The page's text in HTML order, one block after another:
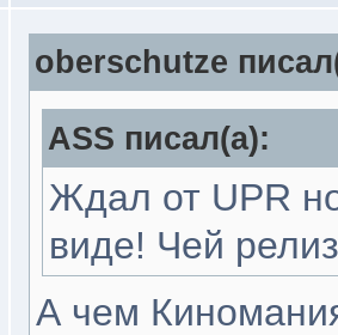
oberschutze
ASS писал(a):
Ждал от UPR
виде! Чей
А чем